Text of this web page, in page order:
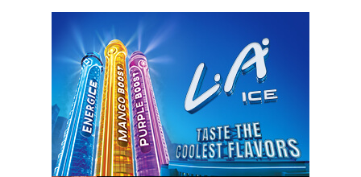
benefit
menarik